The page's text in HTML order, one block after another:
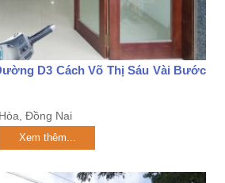
D3 Cách Võ Thị Sáu Vài Bước
Đồng Nai
Xem thêm...